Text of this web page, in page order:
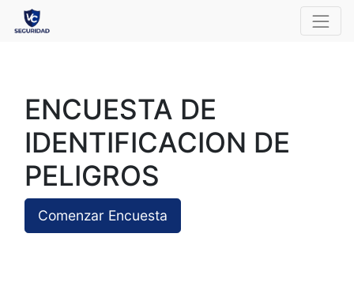
ENCUESTA DE
IDENTIFICACION DE
PELIGROS
Comenzar Encuesta